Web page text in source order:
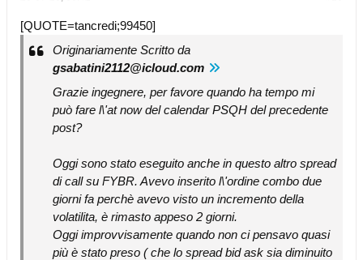
[QUOTE=tancredi;99450]
Originariamente Scritto da
gsabatini2112@icloud.com
Grazie ingegnere, per favore quando ha tempo mi
può fare l\'at now del calendar PSQH del precedente
post?
Oggi sono stato eseguito anche in questo altro spread
di call su FYBR. Avevo inserito l\'ordine combo due
giorni fa perchè avevo visto un incremento della
volatilita, è rimasto appeso 2 giorni.
Oggi improvvisamente quando non ci pensavo quasi
più è stato preso ( che lo spread bid ask sia diminuito